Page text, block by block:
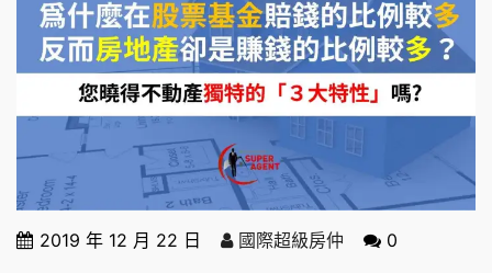
2019 年 12 月 22 日 國際超級房仲 0